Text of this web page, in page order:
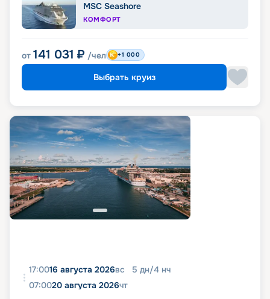
MSC Seashore
КОМФОРТ
от 141 031 ₽ /чел +1 000
Выбрать круиз
17:0016 августа 2026вс 5 дн/4 нч
07:0020 августа 2026чт